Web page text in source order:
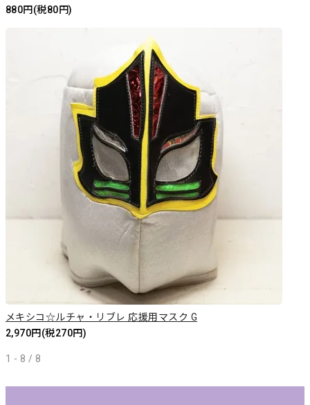
880円(税80円)
メキシコ☆ルチャ・リブレ 応援用マスク G
2,970円(税270円)
1 - 8 / 8